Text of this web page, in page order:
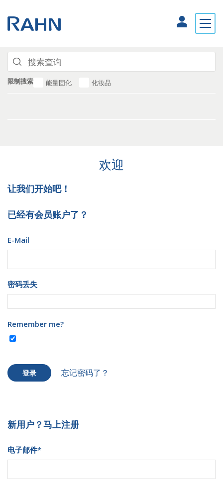
限制搜索 能量固化 化妆品
欢迎
让我们开始吧！
已经有会员账户了？
E-Mail
密码丢失
Remember me?
登录 忘记密码了？
新用户？马上注册
电子邮件*